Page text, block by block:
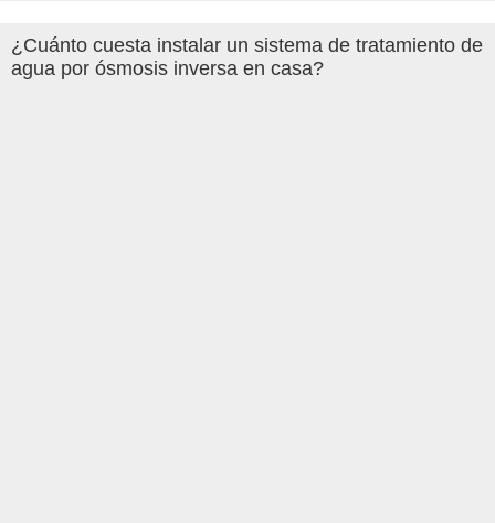
¿Cuánto cuesta instalar un sistema de tratamiento de
agua por ósmosis inversa en casa?